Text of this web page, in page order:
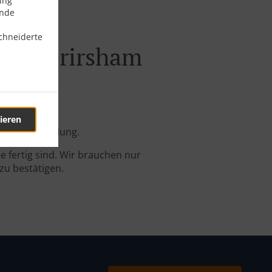
Oberirsham
Bestellung.
fertig sind. Wir brauchen nur
bestätigen.